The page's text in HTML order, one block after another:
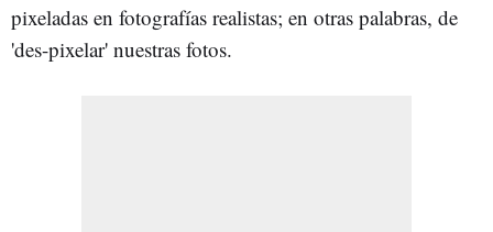
pixeladas en fotografías realistas; en otras palabras, de
'des-pixelar' nuestras fotos.